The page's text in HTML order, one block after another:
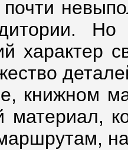
характер
книжном
материал,